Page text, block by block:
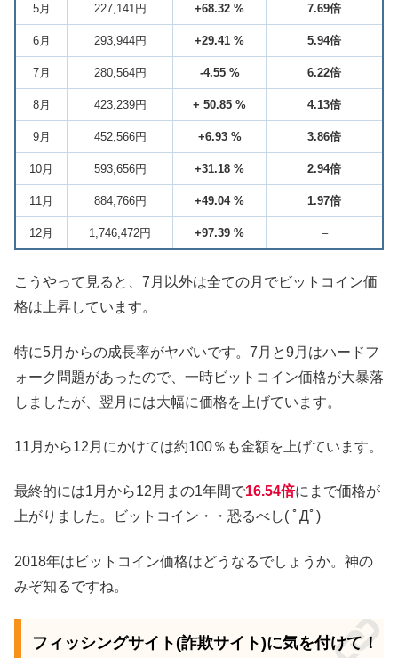
5月 227,141円 +68.32 % 7.69倍
6月 293,944円 +29.41 % 5.94倍
7月 280,564円 -4.55 % 6.22倍
8月 423,239円 + 50.85 % 4.13倍
9月 452,566円 +6.93 % 3.86倍
10月 593,656円 +31.18 % 2.94倍
11月 884,766円 +49.04 % 1.97倍
12月 1,746,472円 +97.39 % –
こうやって見ると、7月以外は全ての月でビットコイン価
格は上昇しています。
特に5月からの成長率がヤバいです。7月と9月はハードフ
ォーク問題があったので、一時ビットコイン価格が大暴落
しましたが、翌月には大幅に価格を上げています。
11月から12月にかけては約100％も金額を上げています。
最終的には1月から12月まの1年間で16.54倍にまで価格が
上がりました。ビットコイン・・恐るべし( ﾟДﾟ)
2018年はビットコイン価格はどうなるでしょうか。神の
みぞ知るですね。
フィッシングサイト(詐欺サイト)に気を付けて！